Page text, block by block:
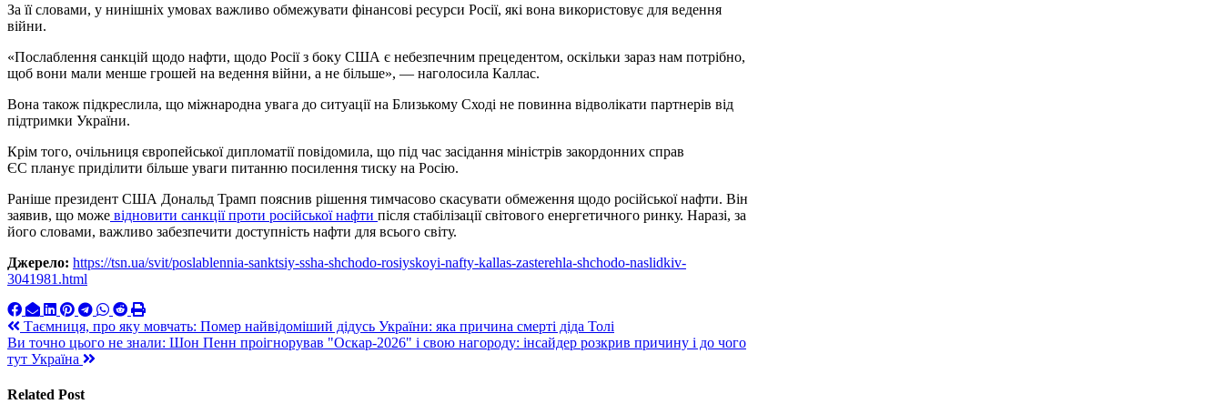
За її словами, у нинішніх умовах важливо обмежувати фінансові ресурси Росії, які вона використовує для ведення
війни.
«Послаблення санкцій щодо нафти, щодо Росії з боку США є небезпечним прецедентом, оскільки зараз нам потрібно,
щоб вони мали менше грошей на ведення війни, а не більше», — наголосила Каллас.
Вона також підкреслила, що міжнародна увага до ситуації на Близькому Сході не повинна відволікати партнерів від
підтримки України.
Крім того, очільниця європейської дипломатії повідомила, що під час засідання міністрів закордонних справ
ЄС планує приділити більше уваги питанню посилення тиску на Росію.
Раніше президент США Дональд Трамп пояснив рішення тимчасово скасувати обмеження щодо російської нафти. Він
заявив, що може відновити санкції проти російської нафти після стабілізації світового енергетичного ринку. Наразі, за
його словами, важливо забезпечити доступність нафти для всього світу.
Джерело: https://tsn.ua/svit/poslablennia-sanktsiy-ssha-shchodo-rosiyskoyi-nafty-kallas-zasterehla-shchodo-naslidkiv-
3041981.html
Навигация
по
Таємниця, про яку мовчать: Помер найвідоміший дідусь України: яка причина смерті діда Толі
Ви точно цього не знали: Шон Пенн проігнорував "Оскар-2026" і свою нагороду: інсайдер розкрив причину і до чого
тут Україна
Related Post